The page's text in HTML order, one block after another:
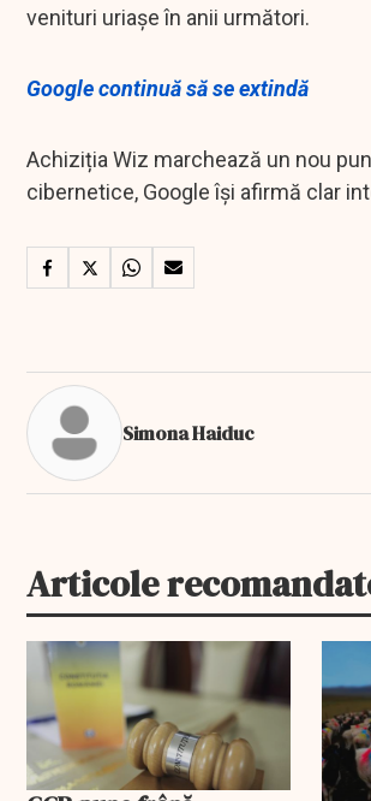
venituri uriașe în anii următori.
Google continuă să se extindă
Achiziția Wiz marchează un nou
cibernetice, Google își afirmă clar
Simona Haiduc
Articole